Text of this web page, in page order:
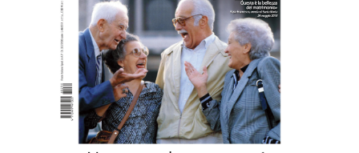
Carlo Casini, “giusto” perché testimone
della carità sociale
7 Agosto 2026 Commenti disabilitati